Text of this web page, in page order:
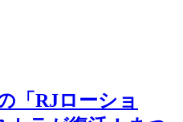
「RJローショ